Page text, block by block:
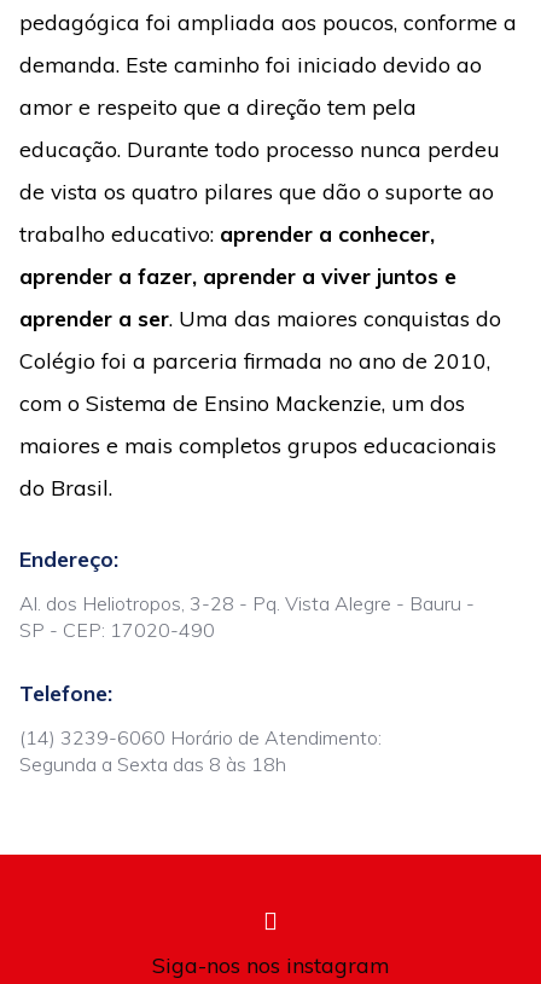
pedagógica foi ampliada aos poucos, conforme a
demanda. Este caminho foi iniciado devido ao
amor e respeito que a direção tem pela
educação. Durante todo processo nunca perdeu
de vista os quatro pilares que dão o suporte ao
trabalho educativo: aprender a conhecer,
aprender a fazer, aprender a viver juntos e
aprender a ser. Uma das maiores conquistas do
Colégio foi a parceria firmada no ano de 2010,
com o Sistema de Ensino Mackenzie, um dos
maiores e mais completos grupos educacionais
do Brasil.
Endereço:
Al. dos Heliotropos, 3-28 - Pq. Vista Alegre - Bauru -
SP - CEP: 17020-490
Telefone:
(14) 3239-6060 Horário de Atendimento:
Segunda a Sexta das 8 às 18h
Siga-nos nos instagram